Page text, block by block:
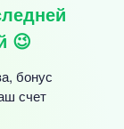
😉
бонус
счет